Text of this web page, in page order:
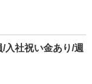
入社祝い金あり/週